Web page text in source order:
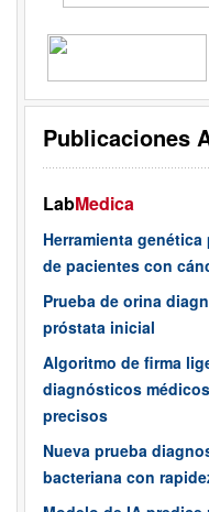
Publicaciones
LabMedica
Herramienta
de pacientes con
Prueba de orina
próstata inicial
Algoritmo de firma
diagnósticos
precisos
Nueva prueba
bacteriana con